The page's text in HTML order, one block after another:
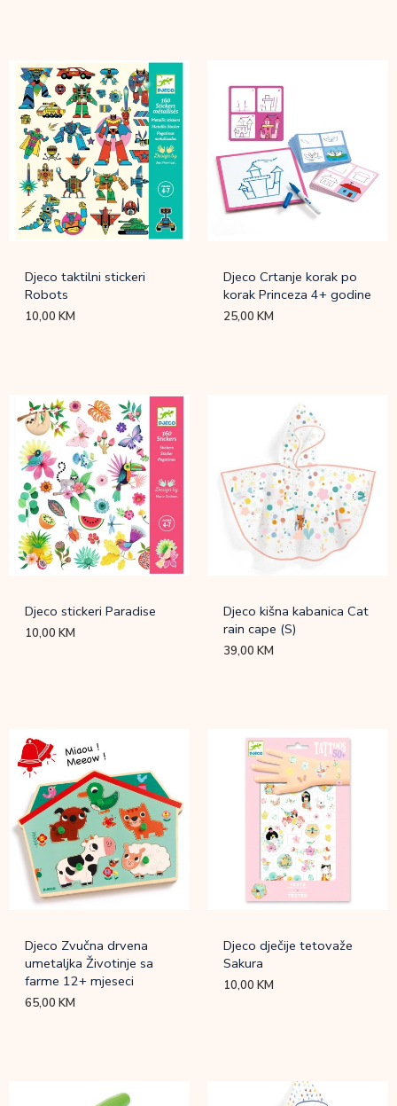
Djeco taktilni stickeri
Robots
10,00KM
Djeco Crtanje korak po
korak Princeza 4+ godine
25,00KM
Djeco stickeri Paradise
10,00KM
Djeco kišna kabanica Cat
rain cape (S)
39,00KM
Djeco Zvučna drvena
umetaljka Životinje sa
farme 12+ mjeseci
65,00KM
Djeco dječije tetovaže
Sakura
10,00KM